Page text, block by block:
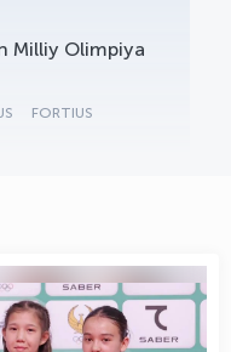
Milliy Olimpiya
FORTIUS